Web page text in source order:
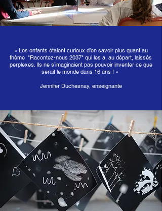
« Les enfants étaient curieux d’en savoir plus quant au
thème "Racontez-nous 2037" qui les a, au départ, laissés
perplexes. Ils ne s’imaginaient pas pouvoir inventer ce que
serait le monde dans 16 ans ! »
Jennifer Duchesnay, enseignante